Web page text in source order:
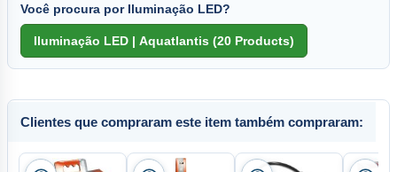
Você procura por Iluminação LED?
Clientes que compraram este item também compraram: